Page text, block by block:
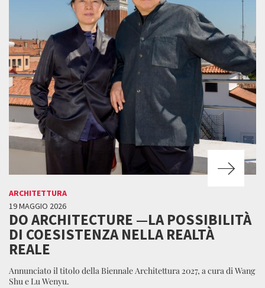
ARCHITETTURA
19 MAGGIO 2026
DO ARCHITECTURE —LA POSSIBILITÀ
DI COESISTENZA NELLA REALTÀ
REALE
Annunciato il titolo della Biennale Architettura 2027, a cura di Wang
Shu e Lu Wenyu.